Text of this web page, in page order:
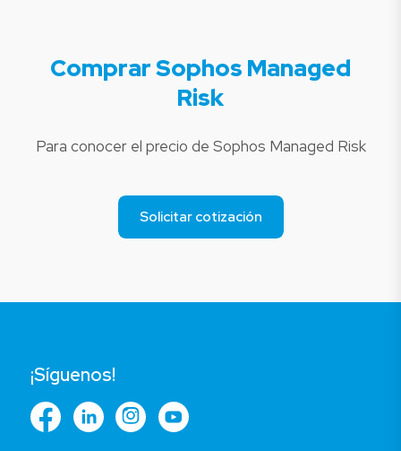
Comprar Sophos Managed
Risk
Para conocer el precio de Sophos Managed Risk
Solicitar cotización
¡Síguenos!